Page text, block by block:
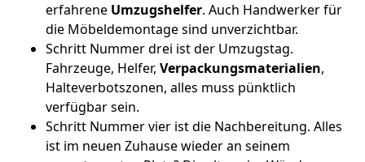
erfahrene Umzugshelfer. Auch Handwerker für
die Möbeldemontage sind unverzichtbar.
Schritt Nummer drei ist der Umzugstag.
Fahrzeuge, Helfer, Verpackungsmaterialien,
Halteverbotszonen, alles muss pünktlich
verfügbar sein.
Schritt Nummer vier ist die Nachbereitung. Alles
ist im neuen Zuhause wieder an seinem